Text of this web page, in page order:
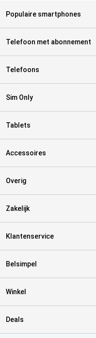
Populaire smartphones
Telefoon met abonnement
Telefoons
Sim Only
Tablets
Accessoires
Overig
Zakelijk
Klantenservice
Belsimpel
Winkel
Deals